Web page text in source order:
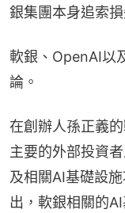
銀集團本身追索
軟銀、OpenAI以
論。
在創辦人孫正義
主要的外部投資
及相關AI基礎設
出，軟銀相關的